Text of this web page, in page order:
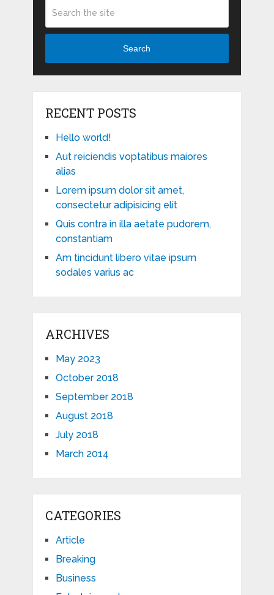
Search
RECENT POSTS
Hello world!
Aut reiciendis voptatibus maiores
alias
Lorem ipsum dolor sit amet,
consectetur adipisicing elit
Quis contra in illa aetate pudorem,
constantiam
Am tincidunt libero vitae ipsum
sodales varius ac
ARCHIVES
May 2023
October 2018
September 2018
August 2018
July 2018
March 2014
CATEGORIES
Article
Breaking
Business